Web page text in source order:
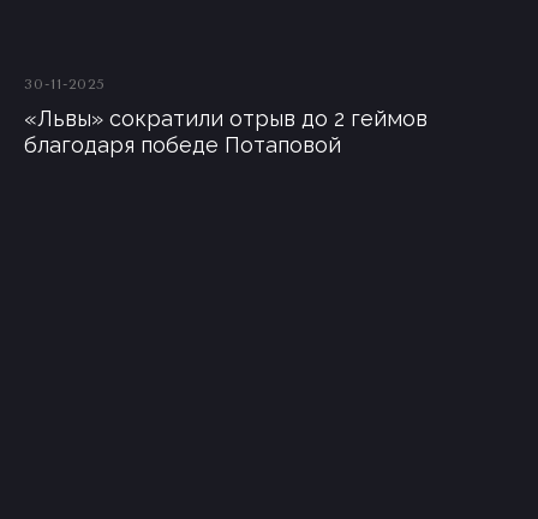
30-11-2025
«Львы» сократили отрыв до 2 геймов
благодаря победе Потаповой